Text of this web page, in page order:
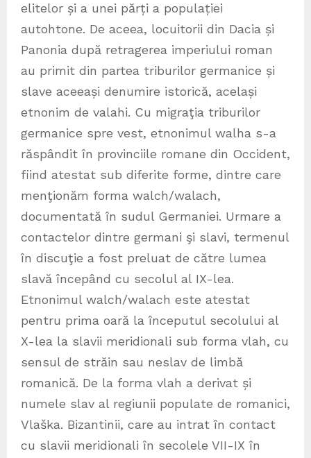
elitelor și a unei părți a populației
autohtone. De aceea, locuitorii din Dacia și
Panonia după retragerea imperiului roman
au primit din partea triburilor germanice și
slave aceeași denumire istorică, același
etnonim de valahi. Cu migraţia triburilor
germanice spre vest, etnonimul walha s-a
răspândit în provinciile romane din Occident,
fiind atestat sub diferite forme, dintre care
menţionăm forma walch/walach,
documentată în sudul Germaniei. Urmare a
contactelor dintre germani şi slavi, termenul
în discuţie a fost preluat de către lumea
slavă începând cu secolul al IX-lea.
Etnonimul walch/walach este atestat
pentru prima oară la începutul secolului al
X-lea la slavii meridionali sub forma vlah, cu
sensul de străin sau neslav de limbă
romanică. De la forma vlah a derivat și
numele slav al regiunii populate de romanici,
Vlaška. Bizantinii, care au intrat în contact
cu slavii meridionali în secolele VII-IX în